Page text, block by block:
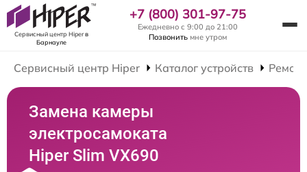
Сервисный центр Hiperв
Барнауле
+7 (800) 301-97-75
Ежедневно с 9:00 до 21:00
Позвонить мне утром
Сервисный центр Hiper Каталог устройств
Замена камеры
электросамоката
Hiper Slim VX690